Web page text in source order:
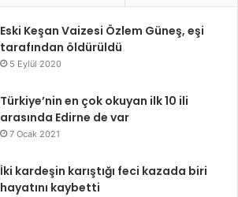
Eski Keşan Vaizesi Özlem Güneş, eşi
tarafından öldürüldü
5 Eylül 2020
Türkiye’nin en çok okuyan ilk 10 ili
arasında Edirne de var
7 Ocak 2021
İki kardeşin karıştığı feci kazada biri
hayatını kaybetti